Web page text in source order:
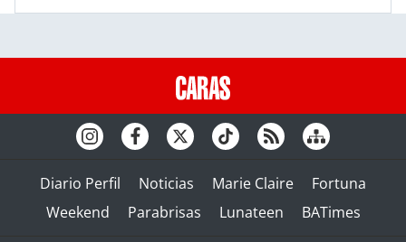
Diario Perfil Noticias Marie Claire
Fortuna
Weekend
Parabrisas Lunateen BATimes